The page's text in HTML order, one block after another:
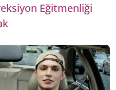
Eğitmenliği